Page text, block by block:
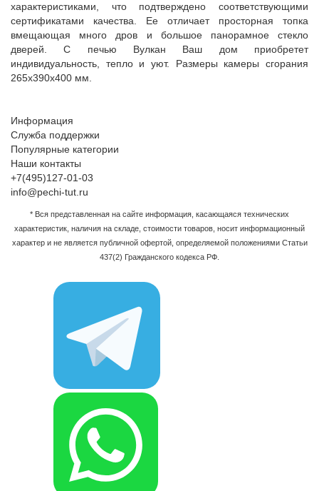
характеристиками, что подтверждено соответствующими
сертификатами качества. Ее отличает просторная топка
вмещающая много дров и большое панорамное стекло
дверей. С печью Вулкан Ваш дом приобретет
индивидуальность, тепло и уют. Размеры камеры сгорания
265х390х400 мм.
Информация
Служба поддержки
Популярные категории
Наши контакты
+7(495)127-01-03
info@pechi-tut.ru
* Вся представленная на сайте информация, касающаяся технических
характеристик, наличия на складе, стоимости товаров, носит информационный
характер и не является публичной офертой, определяемой положениями Статьи
437(2) Гражданского кодекса РФ.